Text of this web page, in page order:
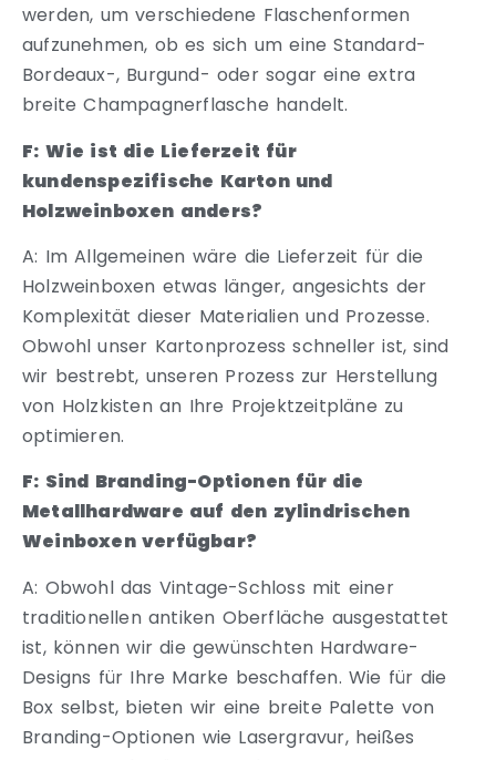
werden, um verschiedene Flaschenformen
aufzunehmen, ob es sich um eine Standard-
Bordeaux-, Burgund- oder sogar eine extra
breite Champagnerflasche handelt.
F: Wie ist die Lieferzeit für
kundenspezifische Karton und
Holzweinboxen anders?
A: Im Allgemeinen wäre die Lieferzeit für die
Holzweinboxen etwas länger, angesichts der
Komplexität dieser Materialien und Prozesse.
Obwohl unser Kartonprozess schneller ist, sind
wir bestrebt, unseren Prozess zur Herstellung
von Holzkisten an Ihre Projektzeitpläne zu
optimieren.
F: Sind Branding-Optionen für die
Metallhardware auf den zylindrischen
Weinboxen verfügbar?
A: Obwohl das Vintage-Schloss mit einer
traditionellen antiken Oberfläche ausgestattet
ist, können wir die gewünschten Hardware-
Designs für Ihre Marke beschaffen. Wie für die
Box selbst, bieten wir eine breite Palette von
Branding-Optionen wie Lasergravur, heißes